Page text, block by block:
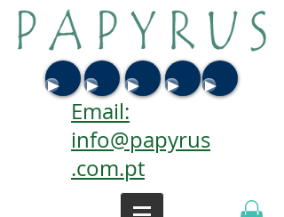
Email:
info@papyrus
.com.pt